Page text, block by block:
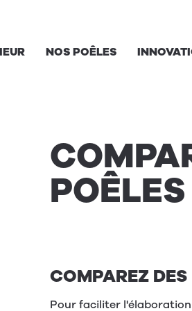
NOS POÊLES
POÊLES
COMPAREZ
Pour faciliter